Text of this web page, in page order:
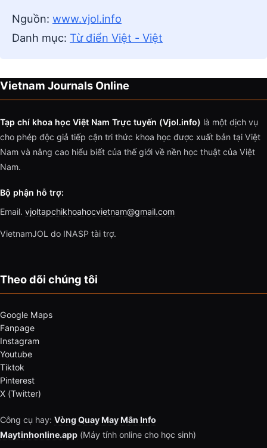
Nguồn: www.vjol.info
Danh mục: Từ điển Việt - Việt
Vietnam Journals Online
Tạp chí khoa học Việt Nam Trực tuyến (Vjol.info) là một dịch vụ
cho phép độc giả tiếp cận tri thức khoa học được xuất bản tại Việt
Nam và nâng cao hiểu biết của thế giới về nền học thuật của Việt
Nam.
Bộ phận hỗ trợ:
Email. vjoltapchikhoahocvietnam@gmail.com
VietnamJOL do INASP tài trợ.
Theo dõi chúng tôi
Google Maps
Fanpage
Instagram
Youtube
Tiktok
Pinterest
X (Twitter)
Công cụ hay: Vòng Quay May Mắn Info
Maytinhonline.app (Máy tính online cho học sinh)